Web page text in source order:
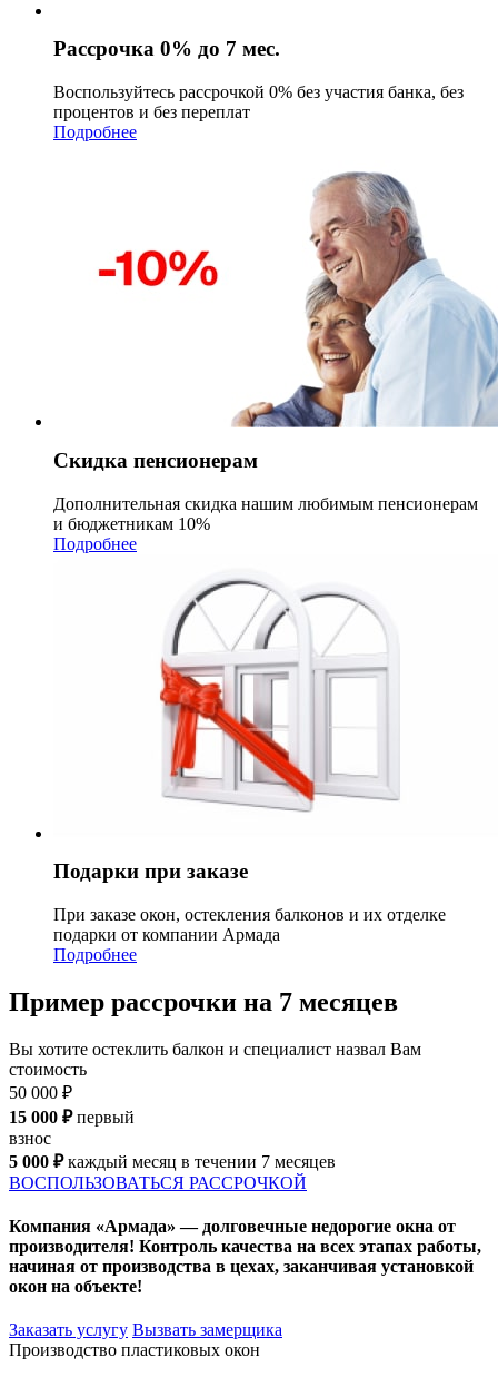
Рассрочка 0% до 7 мес.
Воспользуйтесь рассрочкой 0% без участия банка, без
процентов и без переплат
Подробнее
Скидка пенсионерам
Дополнительная скидка нашим любимым пенсионерам
и бюджетникам 10%
Подробнее
Подарки при заказе
При заказе окон, остекления балконов и их отделке
подарки от компании Армада
Подробнее
Пример рассрочки на 7 месяцев
Вы хотите остеклить балкон и специалист назвал Вам
стоимость
50 000 ₽
15 000 ₽первый
взнос
5 000 ₽каждый месяц в течении 7 месяцев
ВОСПОЛЬЗОВАТЬСЯ РАССРОЧКОЙ
Компания «Армада» — долговечные недорогие окна от
производителя! Контроль качества на всех этапах работы,
начиная от производства в цехах, заканчивая установкой
окон на объекте!
Заказать услугу Вызвать замерщика
Производство пластиковых окон